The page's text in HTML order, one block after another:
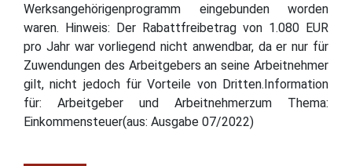
Werksangehörigenprogramm eingebunden worden
waren. Hinweis: Der Rabattfreibetrag von 1.080 EUR
pro Jahr war vorliegend nicht anwendbar, da er nur für
Zuwendungen des Arbeitgebers an seine Arbeitnehmer
gilt, nicht jedoch für Vorteile von Dritten.Information
für: Arbeitgeber und Arbeitnehmerzum Thema:
Einkommensteuer(aus: Ausgabe 07/2022)